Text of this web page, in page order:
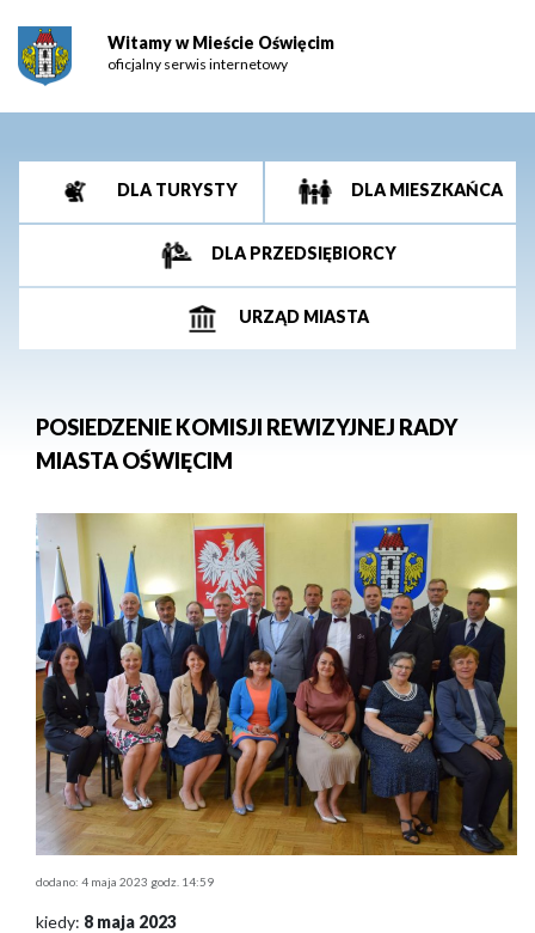
Witamy w Mieście Oświęcim
oficjalny serwis internetowy
DLA TURYSTY DLA MIESZKAŃCA
DLA PRZEDSIĘBIORCY
URZĄD MIASTA
POSIEDZENIE KOMISJI REWIZYJNEJ RADY
MIASTA OŚWIĘCIM
dodano: 4 maja 2023 godz. 14:59
kiedy: 8 maja 2023